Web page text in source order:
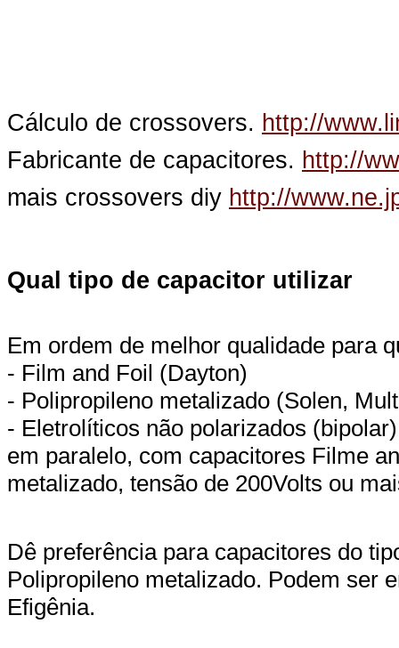
Cálculo de crossovers. http://
Fabricante de capacitores. http://
mais crossovers diy http://
Qual tipo de capacitor utilizar
Em ordem de melhor qualidade para
- Film and Foil (Dayton)
- Polipropileno metalizado (Solen,
- Eletrolíticos não polarizados
em paralelo, com capacitores Filme
metalizado, tensão de 200Volts ou
Dê preferência para capacitores do
Polipropileno metalizado. Podem ser
Efigênia.